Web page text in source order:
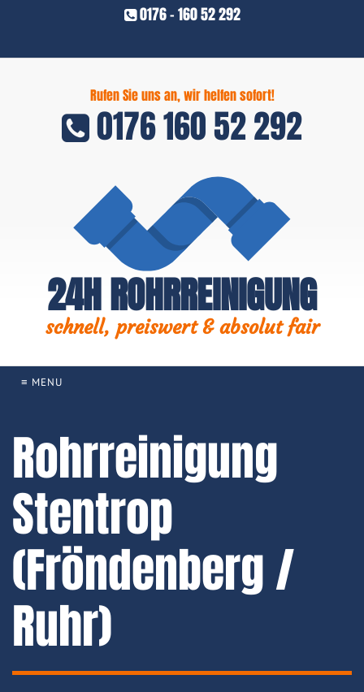
0176 - 160 52 292
Rufen Sie uns an, wir helfen sofort!
0176 160 52 292
24H ROHRREINIGUNG
schnell, preiswert & absolut fair
≡ MENU
Rohrreinigung
Stentrop
(Fröndenberg /
Ruhr)